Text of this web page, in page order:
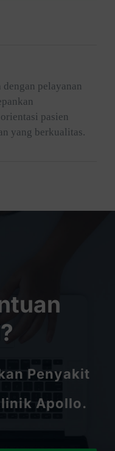
pelayanan
pasien
yang berkualitas.
Penyakit
Apollo.